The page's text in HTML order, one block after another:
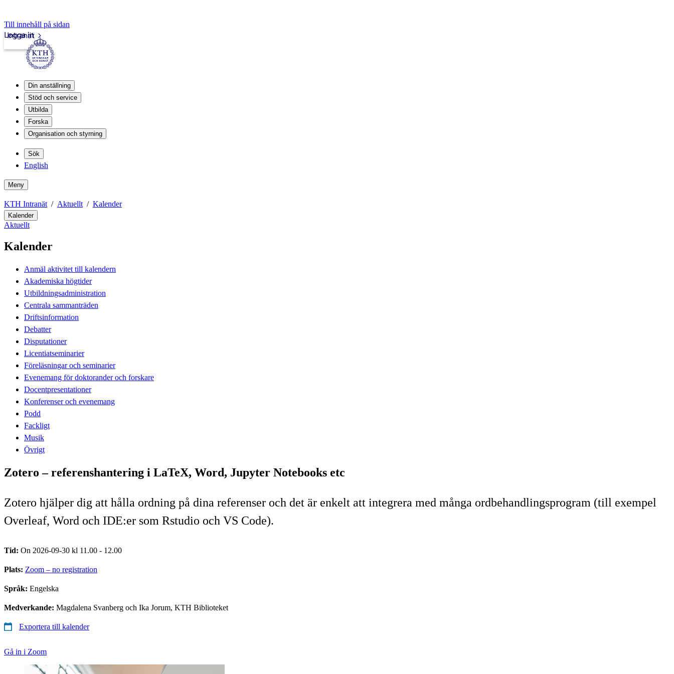
Till innehåll på sidan
Intranät
Logga in
Din anställning
Stöd och service
Utbilda
Forska
Organisation och styrning
Sök
English
Meny
KTH Intranät Aktuellt Kalender
Kalender
Aktuellt
Kalender
Anmäl aktivitet till kalendern
Akademiska högtider
Utbildningsadministration
Centrala sammanträden
Driftsinformation
Debatter
Disputationer
Licentiatseminarier
Föreläsningar och seminarier
Evenemang för doktorander och forskare
Docentpresentationer
Konferenser och evenemang
Podd
Fackligt
Musik
Övrigt
Zotero – referenshantering i LaTeX, Word, Jupyter Notebooks etc
Zotero hjälper dig att hålla ordning på dina referenser och det är enkelt att integrera med många ordbehandlingsprogram (till exempel
Overleaf, Word och IDE:er som Rstudio och VS Code).
Tid: On 2026-09-30 kl 11.00 - 12.00
Plats: Zoom – no registration
Språk: Engelska
Medverkande: Magdalena Svanberg och Ika Jorum, KTH Biblioteket
Exportera till kalender
Gå in i Zoom